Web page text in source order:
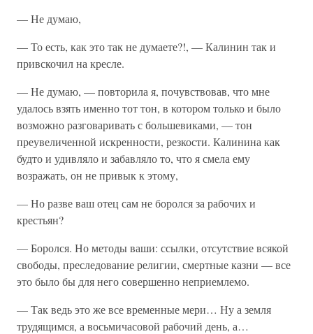
— Не думаю,
— То есть, как это так не думаете?!, — Калинин так и
привскочил на кресле.
— Не думаю, — повторила я, почувствовав, что мне
удалось взять именно тот тон, в котором только и было
возможно разговаривать с большевиками, — тон
преувеличенной искренности, резкости. Калинина как
будто и удивляло и забавляло то, что я смела ему
возражать, он не привык к этому,
— Но разве ваш отец сам не боролся за рабочих и
крестьян?
— Боролся. Но методы ваши: ссылки, отсутствие всякой
свободы, преследование религии, смертные казни — все
это было бы для него совершенно неприемлемо.
— Так ведь это же все временные мери… Ну а земля
трудящимся, а восьмичасовой рабочий день, а…